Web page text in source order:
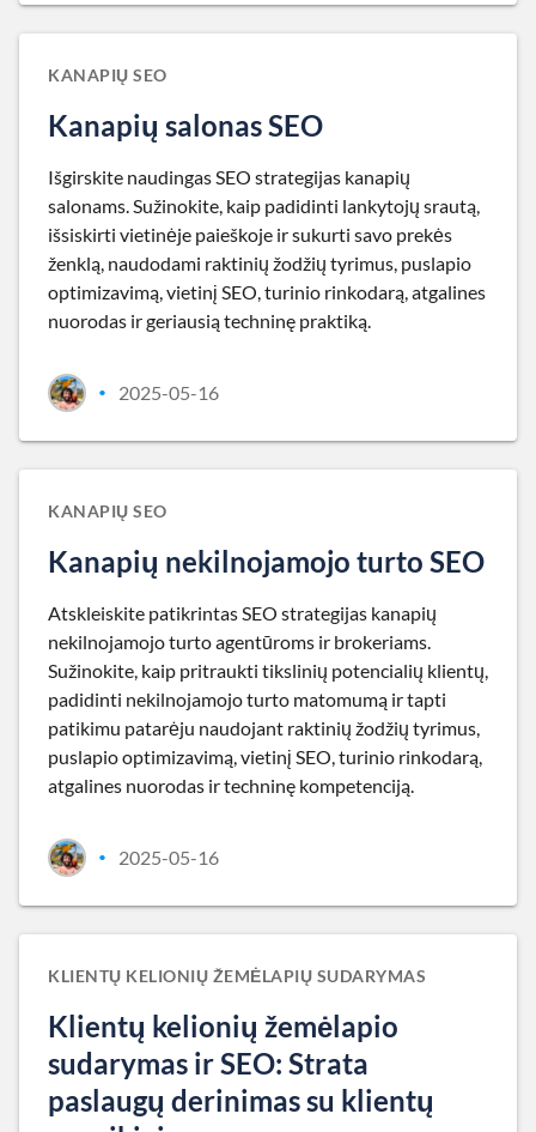
KANAPIŲ SEO
Kanapių salonas SEO
Išgirskite naudingas SEO strategijas kanapių
salonams. Sužinokite, kaip padidinti lankytojų srautą,
išsiskirti vietinėje paieškoje ir sukurti savo prekės
ženklą, naudodami raktinių žodžių tyrimus, puslapio
optimizavimą, vietinį SEO, turinio rinkodarą, atgalines
nuorodas ir geriausią techninę praktiką.
• 2025-05-16
KANAPIŲ SEO
Kanapių nekilnojamojo turto SEO
Atskleiskite patikrintas SEO strategijas kanapių
nekilnojamojo turto agentūroms ir brokeriams.
Sužinokite, kaip pritraukti tikslinių potencialių klientų,
padidinti nekilnojamojo turto matomumą ir tapti
patikimu patarėju naudojant raktinių žodžių tyrimus,
puslapio optimizavimą, vietinį SEO, turinio rinkodarą,
atgalines nuorodas ir techninę kompetenciją.
• 2025-05-16
KLIENTŲ KELIONIŲ ŽEMĖLAPIŲ SUDARYMAS
Klientų kelionių žemėlapio
sudarymas ir SEO: Strata
paslaugų derinimas su klientų